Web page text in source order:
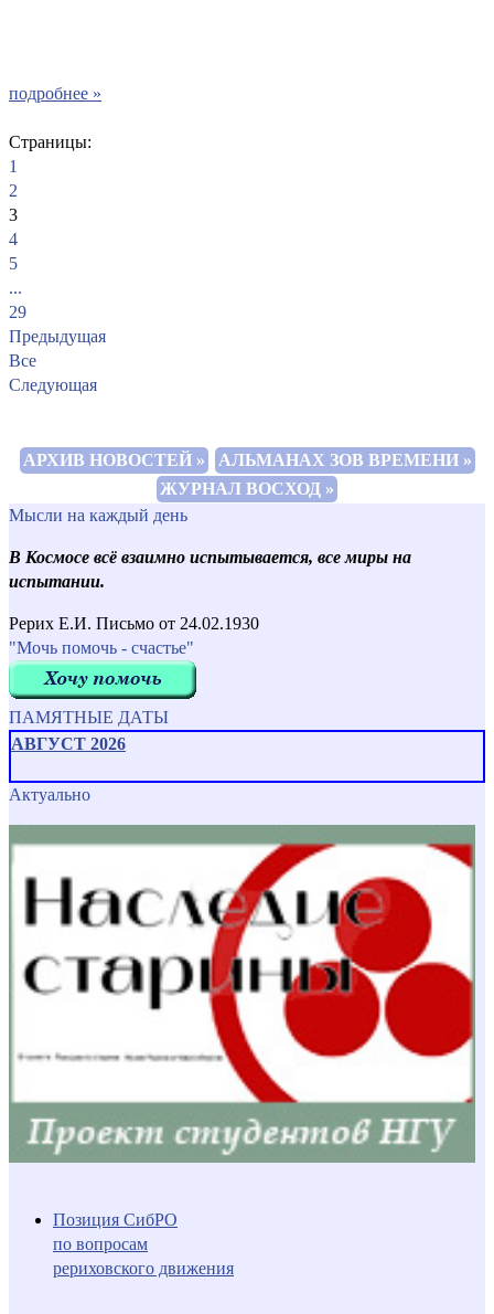
подробнее »
Страницы:
1
2
3
4
5
...
29
Предыдущая
Все
Следующая
АРХИВ НОВОСТЕЙ »
АЛЬМАНАХ ЗОВ ВРЕМЕНИ »
ЖУРНАЛ ВОСХОД »
Мысли на каждый день
В Космосе всё взаимно испытывается, все миры на
испытании.
Рерих Е.И. Письмо от 24.02.1930
"Мочь помочь - счастье"
ПАМЯТНЫЕ ДАТЫ
АВГУСТ 2026
Актуально
Позиция СибРО
по вопросам
рериховского движения